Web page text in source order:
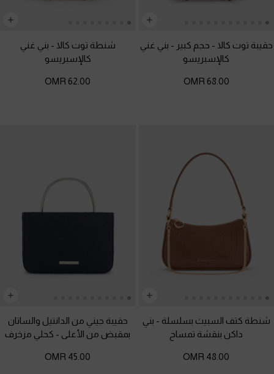
حقيبة توت كالا - حجم كبير - بني غني
كالإسبريسو
68.00 OMR
شنطة توت كالا - بني غني
كالإسبريسو
62.00 OMR
شنطة كتف السبيث بسلسلة - بني
داكن بنقشة تمساح
48.00 OMR
حقيبة جيني من الدانتيل والساتان
بمقبض من الأعلى - كحلي مزخرف
45.00 OMR